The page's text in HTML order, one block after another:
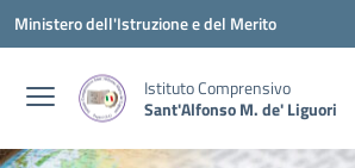
Vai ai contenuti
Vai al menu di navigazione
Vai al footer
Ministero dell'Istruzione e del Merito
Istituto Comprensivo
Sant'Alfonso M. de' Liguori